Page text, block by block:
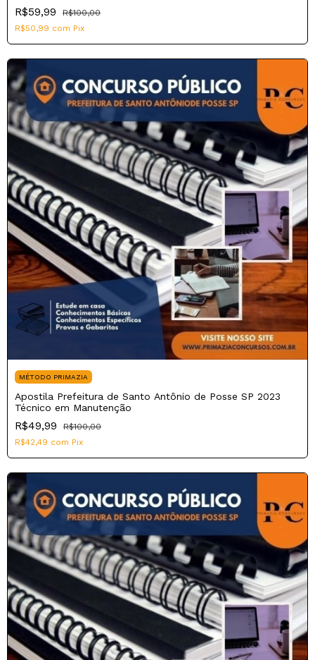
R$59,99
R$100,00
R$50,99 com Pix
MÉTODO PRIMAZIA
Apostila Prefeitura de Santo Antônio de Posse SP 2023
Técnico em Manutenção
R$49,99
R$100,00
R$42,49 com Pix